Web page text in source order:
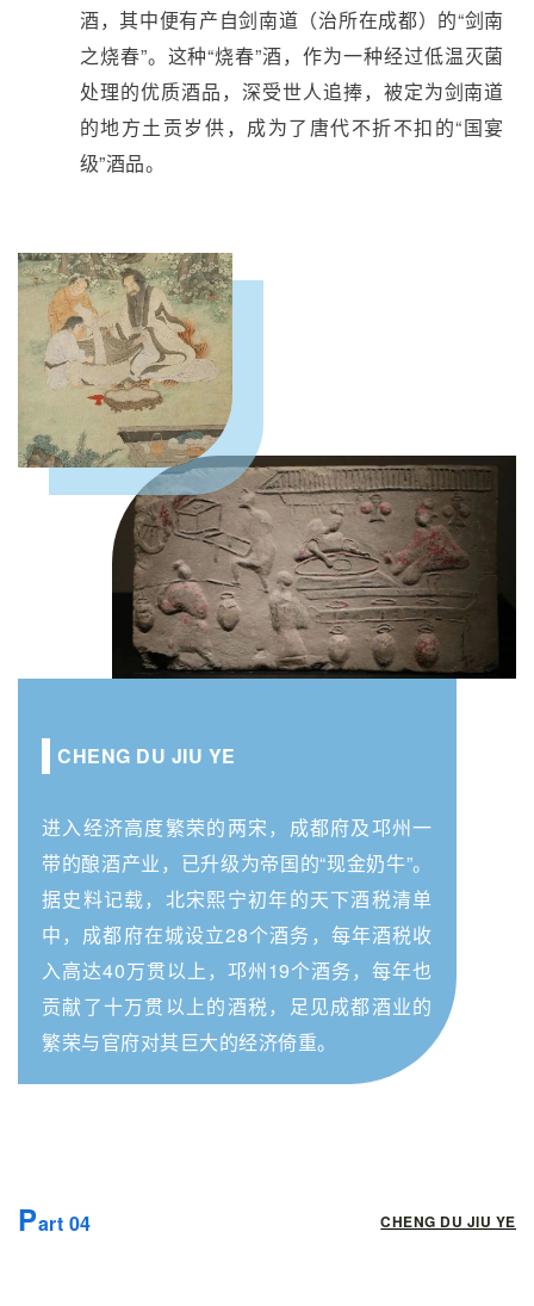
酒，其中便有产自剑南道（治所在成都）的“剑南
之烧春”。这种“烧春”酒，作为一种经过低温灭菌
处理的优质酒品，深受世人追捧，被定为剑南道
的地方土贡岁供，成为了唐代不折不扣的“国宴
级”酒品。
CHENG DU JIU YE
进入经济高度繁荣的两宋，成都府及邛州一
带的酿酒产业，已升级为帝国的“现金奶牛”。
据史料记载，北宋熙宁初年的天下酒税清单
中，成都府在城设立28个酒务，每年酒税收
入高达40万贯以上，邛州19个酒务，每年也
贡献了十万贯以上的酒税，足见成都酒业的
繁荣与官府对其巨大的经济倚重。
Part 04 CHENG DU JIU YE